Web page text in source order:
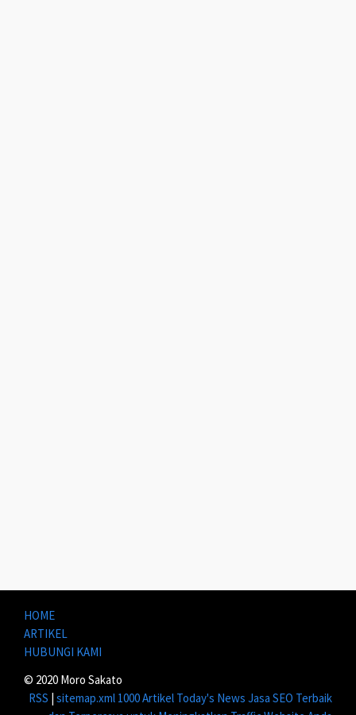
HOME
ARTIKEL
HUBUNGI KAMI
© 2020 Moro Sakato
RSS | sitemap.xml 1000 Artikel Today's News Jasa SEO Terbaik